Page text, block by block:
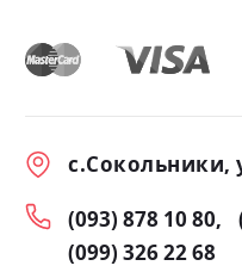
с.Сокольники,
(093) 878 10 80
(099) 326 22 68